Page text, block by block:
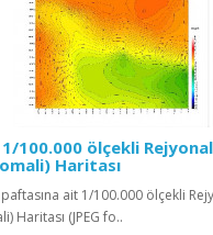
100.000 ölçekli
Haritası
paftasına ait 1/100.000 ölçekli
Haritası (JPEG fo..